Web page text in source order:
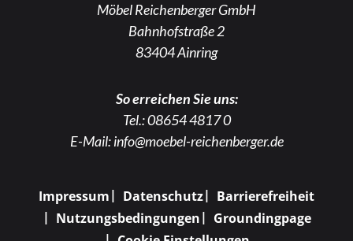
Möbel Reichenberger GmbH
Bahnhofstraße 2
83404 Ainring
So erreichen Sie uns:
Tel.:08654 4817 0
E-Mail:info@moebel-reichenberger.de
Impressum Datenschutz
Barrierefreiheit
Nutzungsbedingungen
Groundingpage